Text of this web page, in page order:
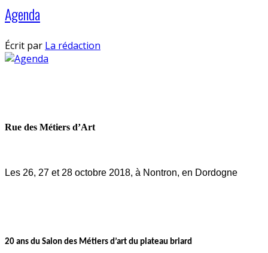
Agenda
Écrit par La rédaction
Rue des Métiers d’Art
Les 26, 27 et 28 octobre 2018, à Nontron, en Dordogne
20 ans du Salon des Métiers d’art du plateau briard